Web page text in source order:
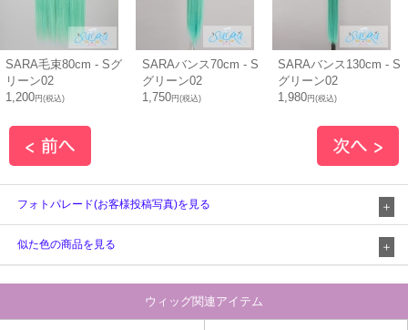
SARA毛束80cm - Sグ
リーン02
1,200円(税込)
SARAバンス70cm - S
グリーン02
1,750円(税込)
SARAバンス130cm - S
グリーン02
1,980円(税込)
フォトパレード(お客様投稿写真)を見る
似た色の商品を見る
ウィッグ関連アイテム